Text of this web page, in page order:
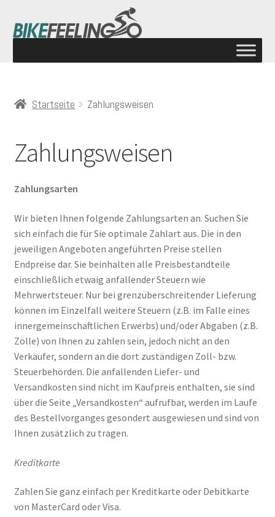
Startseite Zahlungsweisen
Zahlungsweisen
Zahlungsarten
Wir bieten Ihnen folgende Zahlungsarten an. Suchen Sie
sich einfach die für Sie optimale Zahlart aus. Die in den
jeweiligen Angeboten angeführten Preise stellen
Endpreise dar. Sie beinhalten alle Preisbestandteile
einschließlich etwaig anfallender Steuern wie
Mehrwertsteuer. Nur bei grenzüberschreitender Lieferung
können im Einzelfall weitere Steuern (z.B. im Falle eines
innergemeinschaftlichen Erwerbs) und/oder Abgaben (z.B.
Zölle) von Ihnen zu zahlen sein, jedoch nicht an den
Verkäufer, sondern an die dort zuständigen Zoll- bzw.
Steuerbehörden. Die anfallenden Liefer- und
Versandkosten sind nicht im Kaufpreis enthalten, sie sind
über die Seite „Versandkosten“ aufrufbar, werden im Laufe
des Bestellvorganges gesondert ausgewiesen und sind von
Ihnen zusätzlich zu tragen.
Kreditkarte
Zahlen Sie ganz einfach per Kreditkarte oder Debitkarte
von MasterCard oder Visa.